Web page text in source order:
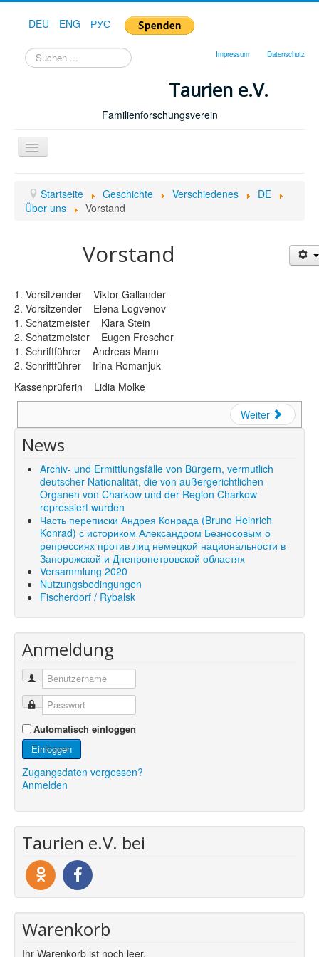
DEU ENG РУС
Suchen
...
Impressum Datenschutz
Taurien e.V.
Familienforschungsverein
Toggle
Navigation
Forum
Publikationen
Shop
Über uns
Startseite Geschichte Verschiedenes
DE
Über uns
Vorstand
Vorstand
1. Vorsitzender Viktor Gallander
2. Vorsitzender Elena Logvenov
1. Schatzmeister Klara Stein
2. Schatzmeister Eugen Frescher
1. Schriftführer Andreas Mann
2. Schriftführer Irina Romanjuk
Kassenprüferin Lidia Molke
Weiter
News
Archiv- und Ermittlungsfälle von Bürgern, vermutlich
deutscher Nationalität, die von außergerichtlichen
Organen von Charkow und der Region Charkow
repressiert wurden
Часть переписки Андрея Конрада (Bruno Heinrich
Konrad) с историком Александром Безносовым о
репрессиях против лиц немецкой национальности в
Запорожской и Днепропетровской областях
Versammlung 2020
Nutzungsbedingungen
Fischerdorf / Rybalsk
Anmeldung
Automatisch einloggen
Einloggen
Zugangsdaten vergessen?
Anmelden
Taurien e.V. bei
Warenkorb
Ihr Warenkorb ist noch leer.